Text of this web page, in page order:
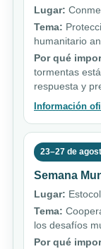
Lugar:
Tema:
humanitario
Por qué
tormentas
respuesta y
Información
23–27 de
Semana
Lugar:
Tema:
los desafíos
Por qué